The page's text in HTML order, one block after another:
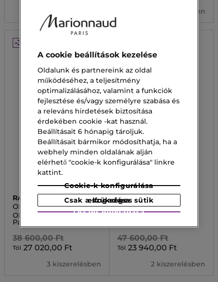
2 kiszerelésben
-30%
RABANNE
OLYMPÉA
Olympéa Elixir Eau de
Parfum Intense
38 600,00 Ft
Tól 27 020,00 Ft
3 kiszerelésben
ISSEY MIYAKE
FUSION
FUSION Extréme - Eau
47 600,00 Ft
Tól 23 940,00 Ft
2 kiszerelésben
A cookie beállítások kezelése
Oldalunk és partnereink az oldal
működéséhez, a teljesítmény
optimalizálásához, valamint a funkciók
fejlesztése és/vagy személyre szabása és
a releváns hirdetések biztosítása
érdekében cookie -kat használ.
Beállításait 6 hónapig tároljuk.
Beállításait bármikor módosíthatja, ha a
webhely minden oldalának alján
elérhető "cookie-k konfigurálása" linkre
kattint.
Cookie-k konfigurálása
Csak a szükséges sütik elfogadása
Összes elfogadása